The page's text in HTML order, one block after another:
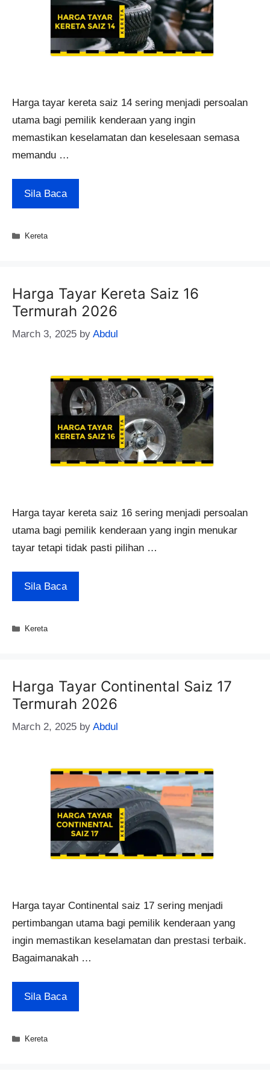
Harga tayar kereta saiz 14 sering menjadi persoalan
utama bagi pemilik kenderaan yang ingin
memastikan keselamatan dan keselesaan semasa
memandu …
Sila Baca
Categories
Kereta
Harga Tayar Kereta Saiz 16
Termurah 2026
March 3, 2025 by Abdul
Harga tayar kereta saiz 16 sering menjadi persoalan
utama bagi pemilik kenderaan yang ingin menukar
tayar tetapi tidak pasti pilihan …
Sila Baca
Categories
Kereta
Harga Tayar Continental Saiz 17
Termurah 2026
March 2, 2025 by Abdul
Harga tayar Continental saiz 17 sering menjadi
pertimbangan utama bagi pemilik kenderaan yang
ingin memastikan keselamatan dan prestasi terbaik.
Bagaimanakah …
Sila Baca
Categories
Kereta